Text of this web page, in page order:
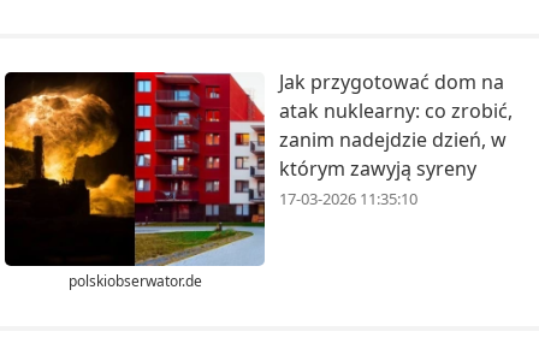
polskiobserwator.de
Jak przygotować dom na
atak nuklearny: co zrobić,
zanim nadejdzie dzień, w
którym zawyją syreny
17-03-2026 11:35:10